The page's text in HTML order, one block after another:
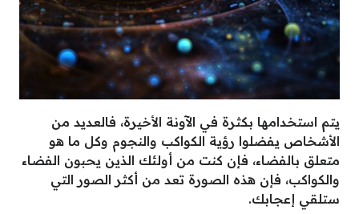
يتم استخدامها بكثرة في الآونة الأخيرة، فالعديد من
الأشخاص يفضلوا رؤية الكواكب والنجوم وكل ما هو
متعلق بالفضاء، فإن كنت من أولئك الذين يحبون الفضاء
والكواكب، فإن هذه الصورة تعد من أكثر الصور التي
ستلقي إعجابك.